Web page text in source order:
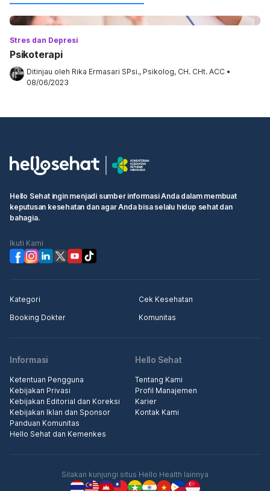
Stres dan Depresi
Psikoterapi
Ditinjau oleh Rika Ermasari SPsi., Psikolog, CH. CHt. ACC •
08/06/2023
Hello Sehat ingin menjadi sumber informasi Anda dalam membuat
keputusan kesehatan dan agar Anda bisa selalu hidup sehat dan
bahagia.
Ikuti Kami
Kategori
Cek Kesehatan
Booking Dokter
Komunitas
Informasi
Ketentuan Pengguna
Kebijakan Privasi
Kebijakan Editorial dan Koreksi
Kebijakan Iklan dan Sponsor
Panduan Komunitas
Hello Sehat dan Kemenkes
Hello Sehat
Tentang Kami
Profil Manajemen
Karier
Kontak Kami
Silakan kunjungi situs Hello Health lainnya